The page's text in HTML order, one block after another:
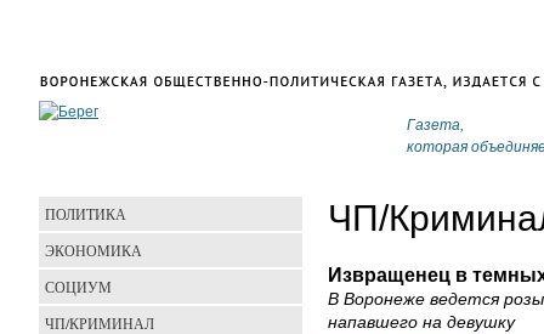
Газета,
которая
ЧП/
Извращенец в
В Воронеже ведется
напавшего на девушку
ПОЛИТИКА
ЭКОНОМИКА
СОЦИУМ
ЧП/КРИМИНАЛ